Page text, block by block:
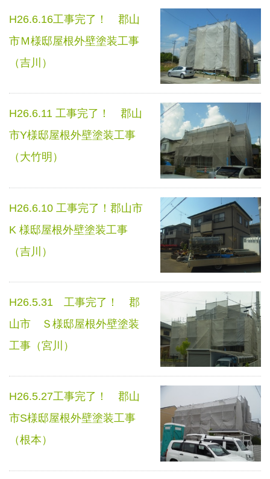
H26.6.16工事完了！ 郡山
市Ｍ様邸屋根外壁塗装工事
（吉川）
H26.6.11 工事完了！ 郡山
市Y様邸屋根外壁塗装工事
（大竹明）
H26.6.10 工事完了！郡山市
K 様邸屋根外壁塗装工事
（吉川）
H26.5.31 工事完了！ 郡
山市 Ｓ様邸屋根外壁塗装
工事（宮川）
H26.5.27工事完了！ 郡山
市S様邸屋根外壁塗装工事
（根本）